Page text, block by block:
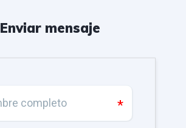
Enviar mensaje